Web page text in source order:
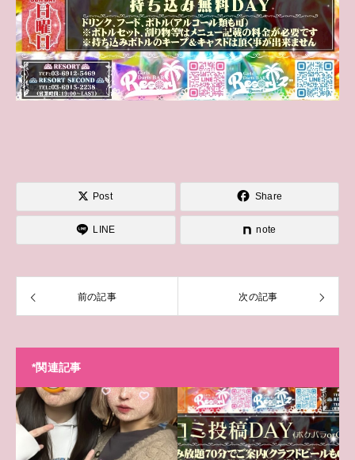
Post Share
LINE note
前の記事 次の記事
*関連記事